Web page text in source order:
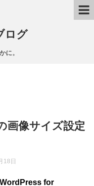
ログ
に。
画像サイズ設定
18日
WordPress for